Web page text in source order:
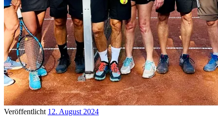
Veröffentlicht 12. August 2024